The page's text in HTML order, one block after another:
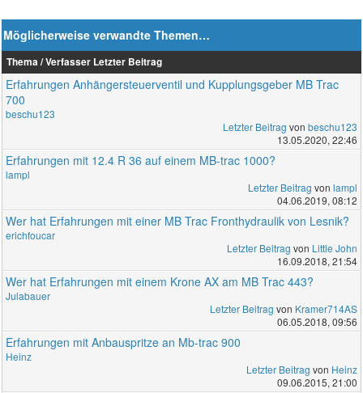
Möglicherweise verwandte Themen…
Thema / Verfasser Letzter Beitrag
Erfahrungen Anhängersteuerventil und Kupplungsgeber MB Trac
700
beschu123
Letzter Beitrag von beschu123
13.05.2020, 22:46
Erfahrungen mit 12.4 R 36 auf einem MB-trac 1000?
lampl
Letzter Beitrag von lampl
04.06.2019, 08:12
Wer hat Erfahrungen mit einer MB Trac Fronthydraulik von Lesnik?
erichfoucar
Letzter Beitrag von Little John
16.09.2018, 21:54
Wer hat Erfahrungen mit einem Krone AX am MB Trac 443?
Julabauer
Letzter Beitrag von Kramer714AS
06.05.2018, 09:56
Erfahrungen mit Anbauspritze an Mb-trac 900
Heinz
Letzter Beitrag von Heinz
09.06.2015, 21:00